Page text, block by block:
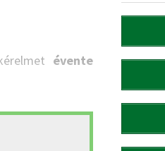
évente